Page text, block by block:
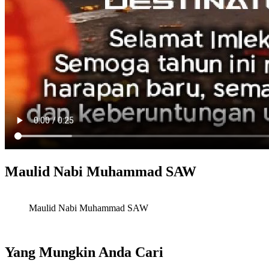
Maulid Nabi Muhammad SAW
Maulid Nabi Muhammad SAW
Yang Mungkin Anda Cari